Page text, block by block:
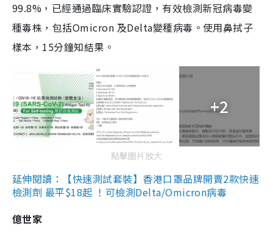
99.8%，已經通過臨床實驗認證，有效檢測新冠病毒變
種毒株，包括Omicron 及Delta變種病毒。使用鼻拭子
樣本，15分鐘知結果。
+2
點擊圖片放大
延伸閱讀：【快速測試套裝】香港口罩品牌開賣2款快速
檢測劑 最平$18起 ！可檢測Delta/Omicron病毒
億世家